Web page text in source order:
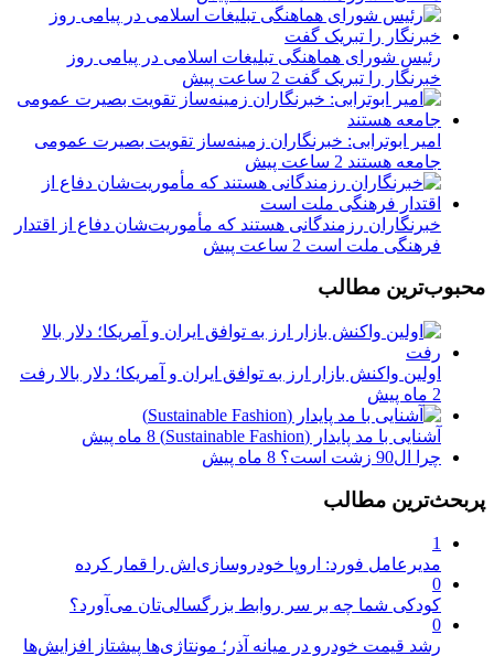
رئیس شورای هماهنگی تبلیغات اسلامی در پیامی روز
خبرنگار را تبریک گفت 2 ساعت پیش
امیر ابوترابی: خبرنگاران زمینه‌ساز تقویت بصیرت عمومی
جامعه هستند 2 ساعت پیش
خبرنگاران رزمندگانی هستند که مأموریت‌شان دفاع از اقتدار
فرهنگی ملت است 2 ساعت پیش
محبوب‌ترین مطالب
اولین واکنش بازار ارز به توافق ایران و آمریکا؛ دلار بالا رفت
2 ماه پیش
آشنایی با مد پایدار (Sustainable Fashion)
8 ماه پیش
چرا ال90 زشت است؟
8 ماه پیش
پربحث‌ترین مطالب
1
مدیرعامل فورد: اروپا خودروسازی‌اش را قمار کرده
0
کودکی شما چه بر سر روابط بزرگسالی‌تان می‌آورد؟
0
رشد قیمت خودرو در میانه آذر؛ مونتاژی‌ها پیشتاز افزایش‌ها